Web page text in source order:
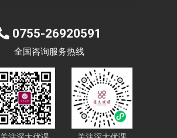
0755-26920591
全国咨询服务热线